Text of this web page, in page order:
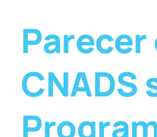
Parecer
CNADS